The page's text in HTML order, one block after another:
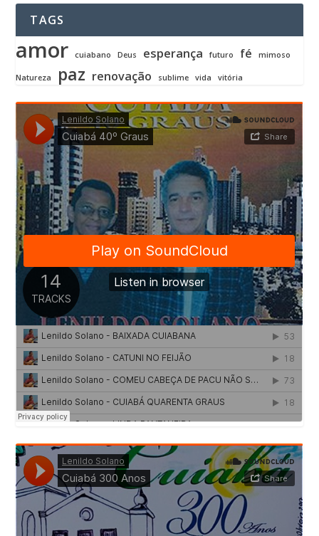
TAGS
amor cuiabano Deus esperança futuro fé mimoso
Natureza paz renovação sublime vida vitória